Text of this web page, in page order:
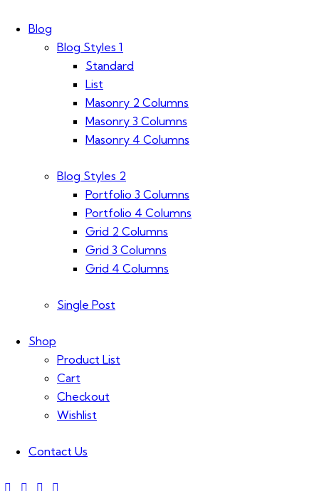
Blog
Blog Styles 1
Standard
List
Masonry 2 Columns
Masonry 3 Columns
Masonry 4 Columns
Blog Styles 2
Portfolio 3 Columns
Portfolio 4 Columns
Grid 2 Columns
Grid 3 Columns
Grid 4 Columns
Single Post
Shop
Product List
Cart
Checkout
Wishlist
Contact Us